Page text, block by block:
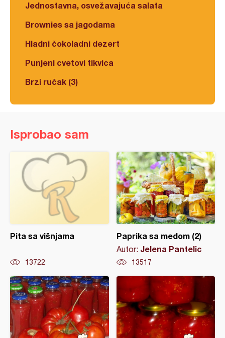
Jednostavna, osvežavajuća salata
Brownies sa jagodama
Hladni čokoladni dezert
Punjeni cvetovi tikvica
Brzi ručak (3)
Isprobao sam
Pita sa višnjama
13722
Paprika sa medom (2)
Autor: Jelena Pantelic
13517